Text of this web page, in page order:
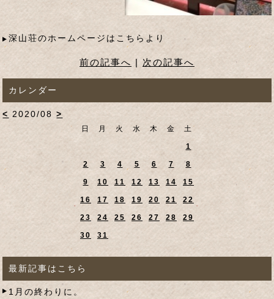
深山荘のホームページはこちらより
前の記事へ | 次の記事へ
カレンダー
< 2020/08>
日 月 火 水 木 金 土
1
2 3 4 5 6 7 8
9 10 11 12 13 14 15
16 17 18 19 20 21 22
23 24 25 26 27 28 29
30 31
最新記事はこちら
1月の終わりに。